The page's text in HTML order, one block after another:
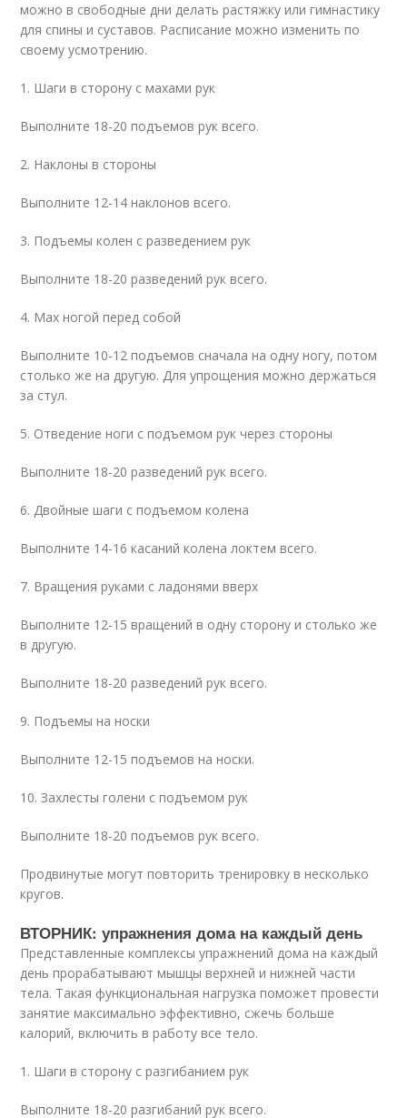
можно в свободные дни делать растяжку или гимнастику
для спины и суставов. Расписание можно изменить по
своему усмотрению.
1. Шаги в сторону с махами рук
Выполните 18-20 подъемов рук всего.
2. Наклоны в стороны
Выполните 12-14 наклонов всего.
3. Подъемы колен с разведением рук
Выполните 18-20 разведений рук всего.
4. Мах ногой перед собой
Выполните 10-12 подъемов сначала на одну ногу, потом
столько же на другую. Для упрощения можно держаться
за стул.
5. Отведение ноги с подъемом рук через стороны
Выполните 18-20 разведений рук всего.
6. Двойные шаги с подъемом колена
Выполните 14-16 касаний колена локтем всего.
7. Вращения руками с ладонями вверх
Выполните 12-15 вращений в одну сторону и столько же
в другую.
Выполните 18-20 разведений рук всего.
9. Подъемы на носки
Выполните 12-15 подъемов на носки.
10. Захлесты голени с подъемом рук
Выполните 18-20 подъемов рук всего.
Продвинутые могут повторить тренировку в несколько
кругов.
ВТОРНИК: упражнения дома на каждый день
Представленные комплексы упражнений дома на каждый
день прорабатывают мышцы верхней и нижней части
тела. Такая функциональная нагрузка поможет провести
занятие максимально эффективно, сжечь больше
калорий, включить в работу все тело.
1. Шаги в сторону с разгибанием рук
Выполните 18-20 разгибаний рук всего.